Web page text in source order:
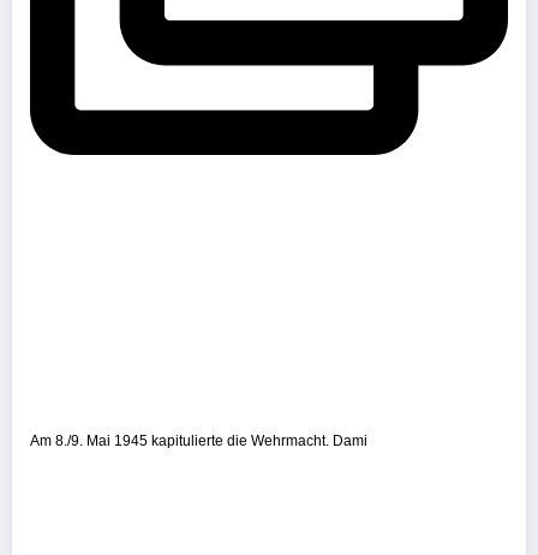
Am 8./9. Mai 1945 kapitulierte die Wehrmacht. Dami